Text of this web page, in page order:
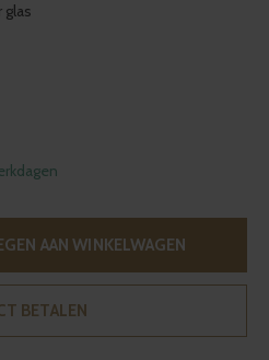
glas
AAN WINKELWAGEN
BETALEN